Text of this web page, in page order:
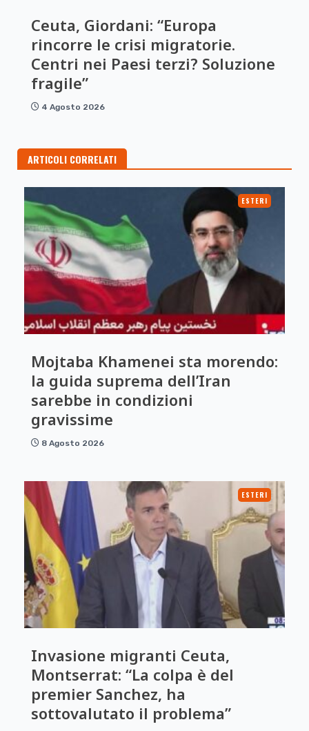
Ceuta, Giordani: “Europa
rincorre le crisi migratorie.
Centri nei Paesi terzi? Soluzione
fragile”
4 Agosto 2026
ARTICOLI CORRELATI
ESTERI
Mojtaba Khamenei sta morendo:
la guida suprema dell’Iran
sarebbe in condizioni
gravissime
8 Agosto 2026
ESTERI
Invasione migranti Ceuta,
Montserrat: “La colpa è del
premier Sanchez, ha
sottovalutato il problema”